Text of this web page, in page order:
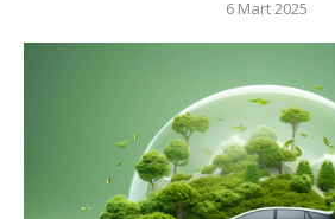
6 Mart 2025